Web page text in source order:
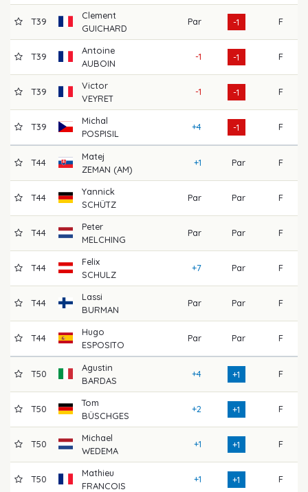
T39
Clement
GUICHARD
Par -1 F
T39
Antoine
AUBOIN
-1 -1 F
T39
Victor
VEYRET
-1 -1 F
T39
Michal
POSPISIL
+4 -1 F
T44
Matej
ZEMAN (AM)
+1 Par F
T44
Yannick
SCHÜTZ
Par Par F
T44
Peter
MELCHING
Par Par F
T44
Felix
SCHULZ
+7 Par F
T44
Lassi
BURMAN
Par Par F
T44
Hugo
ESPOSITO
Par Par F
T50
Agustin
BARDAS
+4 +1 F
T50
Tom
BÜSCHGES
+2 +1 F
T50
Michael
WEDEMA
+1 +1 F
T50
Mathieu
FRANCOIS
+1 +1 F